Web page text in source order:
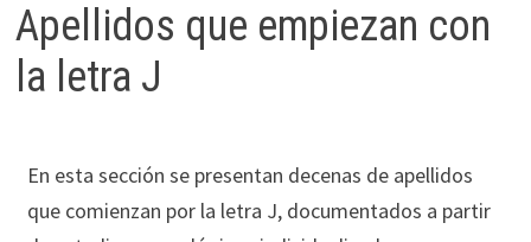
Apellidos que empiezan con
la letra J
En esta sección se presentan decenas de apellidos
que comienzan por la letra J, documentados a partir